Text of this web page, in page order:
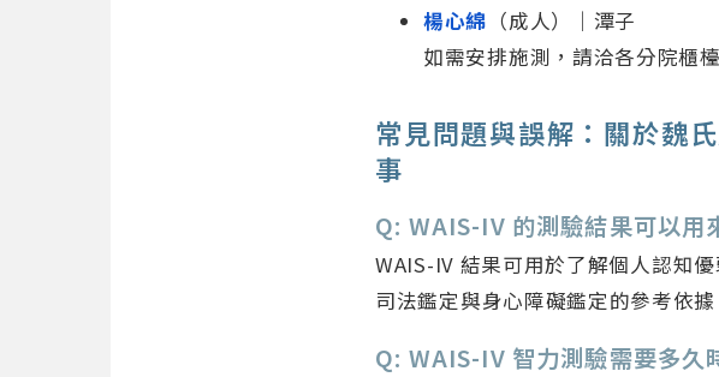
楊心綿 （成人）｜潭子
如需安排施測，請洽各分院櫃
常見問題與誤解：關於魏
事
Q: WAIS-IV 的測驗結果可以用
WAIS-IV 結果可用於了解個人認知
司法鑑定與身心障礙鑑定的參考依
Q: WAIS-IV 智力測驗需要多久